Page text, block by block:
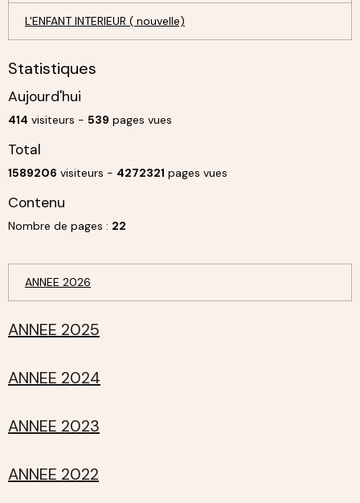
L'ENFANT INTERIEUR ( nouvelle)
Statistiques
Aujourd'hui
414 visiteurs - 539 pages vues
Total
1589206 visiteurs - 4272321 pages vues
Contenu
Nombre de pages : 22
ANNEE 2026
ANNEE 2025
ANNEE 2024
ANNEE 2023
ANNEE 2022